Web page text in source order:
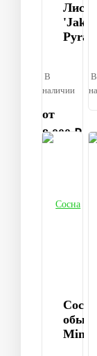
В
наличии
от
8 000 ₽
В
Сосна